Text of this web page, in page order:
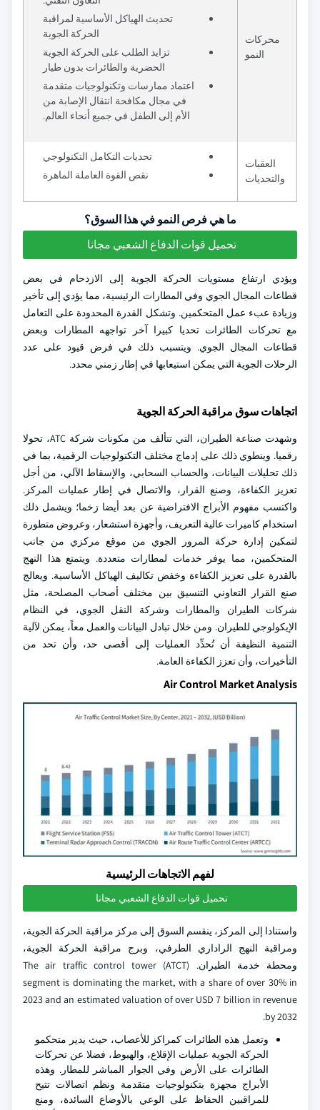
محركات
النمو
تحديث الهياكل الأساسية لمراقبة
الحركة الجوية
تزايد الطلب على الحركة الجوية
الحضرية والطائرات بدون طيار
اعتماد ممارسات وتكنولوجيات متقدمة
في مجال مكافحة انتقال الإصابة من
الأم إلى الطفل في جميع أنحاء العالم.
العقبات
والتحديات
تحديات التكامل التكنولوجي
نقص القوة العاملة الماهرة
ما هي فرص النمو في هذا السوق؟
تحميل قوات الدفاع الشعبي مجانا
ويؤدي ارتفاع مستويات الحركة الجوية إلى الازدحام في بعض
قطاعات المجال الجوي وفي المطارات الرئيسية، مما يؤدي إلى تأخير
وزيادة عبء عمل المتحكمين. وتشكل القدرة المحدودة على التعامل
مع تحركات الطائرات تحديا كبيرا آخر تواجهه المطارات وبعض
قطاعات المجال الجوي. ويتسبب ذلك في فرض قيود على عدد
الرحلات الجوية التي يمكن استيعابها في إطار زمني محدد.
اتجاهات سوق مراقبة الحركة الجوية
وشهدت صناعة الطيران، التي تتألف من مكونات شركة ATC، تحولا
رقميا. وينطوي ذلك على إدماج مختلف التكنولوجيات الرقمية، بما في
ذلك تحليلات البيانات، والحساب السحابي، والإسقاط الآلي، من أجل
تعزيز الكفاءة، وصنع القرار، والاتصال في إطار عمليات المركز.
واكتسب مفهوم الأبراج الافتراضية عن بعد أيضا زخما؛ ويشمل ذلك
استخدام كاميرات عالية التعريف، وأجهزة استشعار، وعروض متطورة
لتمكين إدارة حركة المرور الجوي من موقع مركزي من جانب
المتحكمين، مما يوفر خدمات لمطارات متعددة. ويتمتع هذا النهج
بالقدرة على تعزيز الكفاءة وخفض تكاليف الهياكل الأساسية. ويعالج
صنع القرار التعاوني التنسيق بين مختلف أصحاب المصلحة، مثل
شركات الطيران والمطارات وشركة النقل الجوي، في النظام
الإيكولوجي للطيران. ومن خلال تبادل البيانات والعمل معاً، يمكن لآلية
التنمية النظيفة أن تُحدِّد العمليات إلى أقصى حد، وأن تحد من
التأخيرات، وأن تعزز الكفاءة العامة.
Air Control Market Analysis
لفهم الاتجاهات الرئيسية
تحميل قوات الدفاع الشعبي مجانا
واستنادا إلى المركز، ينقسم السوق إلى مركز مراقبة الحركة الجوية،
ومراقبة النهج الراداري الطرفي، وبرج مراقبة الحركة الجوية،
ومحطة خدمة الطيران. The air traffic control tower (ATCT)
segment is dominating the market, with a share of over 30% in
2023 and an estimated valuation of over USD 7 billion in revenue
by 2032.
وتعمل هذه الطائرات كمراكز للأعصاب، حيث يدير متحكمو
الحركة الجوية عمليات الإقلاع، والهبوط، فضلا عن تحركات
الطائرات على الأرض وفي الجوار المباشر للمطار. وهذه
الأبراج مجهزة بتكنولوجيات متقدمة ونظم اتصالات تتيح
للمراقبين الحفاظ على الوعي بالأوضاع السائدة، ومنع